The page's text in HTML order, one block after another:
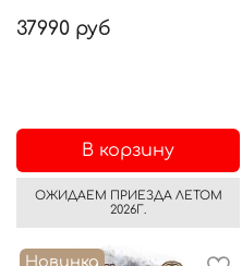
37990 руб
В корзину
ОЖИДАЕМ ПРИЕЗДА ЛЕТОМ
2026Г.
Новинка